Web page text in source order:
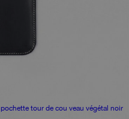
pochette tour de cou veau végétal noir